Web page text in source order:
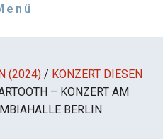
(2024) / KONZERT DIESEN
– KONZERT AM
BERLIN